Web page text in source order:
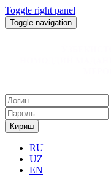
Toggle right panel
Toggle navigation
Кириш
RU
UZ
EN